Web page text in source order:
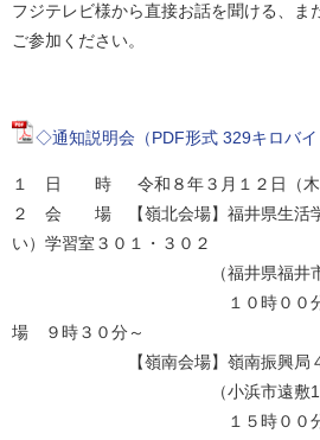
フジテレビ様から直接お話を聞ける、ま
ご参加ください。
◇通知説明会（PDF形式 329キロバイ
１ 日 時 令和８年３月１２日（
２ 会 場 【嶺北会場】福井県生活学
い）学習室３０１・３０２
（福井県福井市下六
１０時００分～１１
場 ９時３０分～
【嶺南会場】嶺南振興局４
（小浜市遠敷1丁目
１５時００分～１６